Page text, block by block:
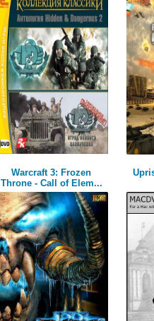
Warcraft 3: Frozen
Throne - Call of Elem...